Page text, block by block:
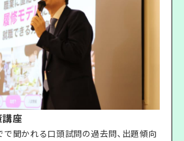
座
聞かれる口頭試問の過去問、出題傾向